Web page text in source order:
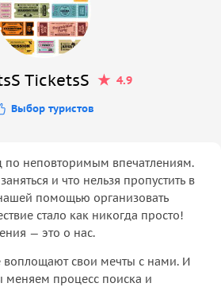
TicketsS 4.9
Выбор туристов
неповторимым впечатлениям.
и что нельзя пропустить в
помощью организовать
стало как никогда просто!
— это о нас.
свои мечты с нами. И
меняем процесс поиска и